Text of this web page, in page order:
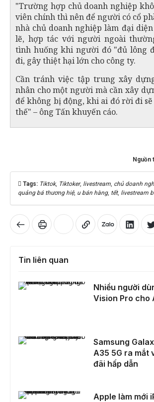
"Trường hợp chủ doanh nghiệp
viên chính thì nên để người có cổ
nhà chủ doanh nghiệp làm đại
lẽ, hợp tác với người ngoài
tình huống khi người đó "đủ lông
đi, gây thiệt hại lớn cho công ty.
Cần tránh việc tập trung xây
nhân cho một người mà cần xây
để không bị động, khi ai đó rời đi
thế" – ông Tấn khuyến cáo.
Nguồn
Tags: Tiktok, Tiktoker, livestream, chủ doanh
quảng bá thương hiệ, u bán hàng, tết, livestream
Tin liên quan
Nhiều người dùng trả lại kính Vision Pro cho Apple
Nhiều người
Vision Pro cho
Samsung Galaxy A55 và A35 5G ra mắt với nhiều ưu đãi hấp dẫn
Samsung
A35 5G ra mắt
đãi hấp dẫn
Apple làm mới iPhone 16 Pro với màu vàng đồng độc đáo
Apple làm mới